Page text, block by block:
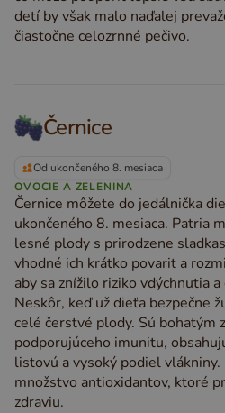
detí by však malo naďalej
čiastočne celozrnné pečivo.
Černice
Od ukončeného 8. mesiaca
OVOCIE A ZELENINA
Černice môžete do jedálnička
ukončeného 8. mesiaca. Patria
lesné plody s prirodzene
vhodné ich krátko povariť a
aby sa znížilo riziko vdýchnutia
Neskôr, keď už dieťa bezpečne
celé čerstvé plody. Sú bohatým
podporujúceho imunitu,
listovú a vysoký podiel
množstvo antioxidantov, ktoré
zdraviu.